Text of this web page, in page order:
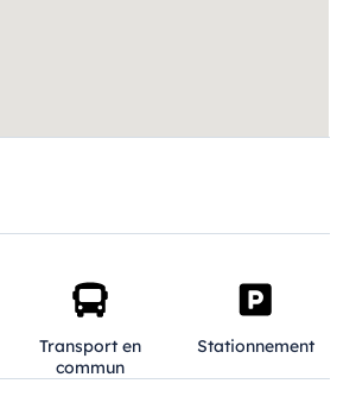
Transport en
commun
Stationnement